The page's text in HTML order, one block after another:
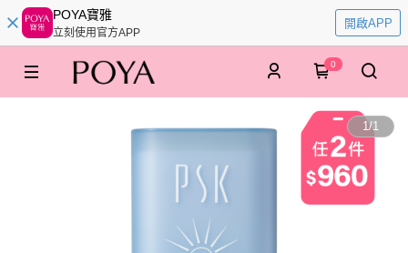
POYA寶雅
立刻使用官方APP
開啟APP
0
1/1